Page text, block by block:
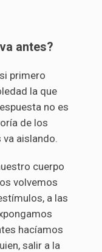
antes?
primero
la que
no es
de los
aislando.
cuerpo
volvemos
a las
hacíamos
salir a la